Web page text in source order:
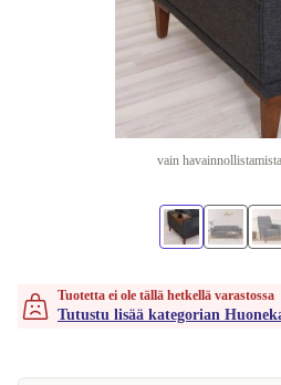
vain
Tuotetta ei ole tällä hetkellä varastossa
Tutustu lisää kategorian